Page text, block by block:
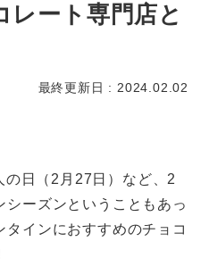
レート専門店と
最終更新日 : 2024.02.02
日（2月27日）など、2
ーズンということもあっ
インにおすすめのチョコ